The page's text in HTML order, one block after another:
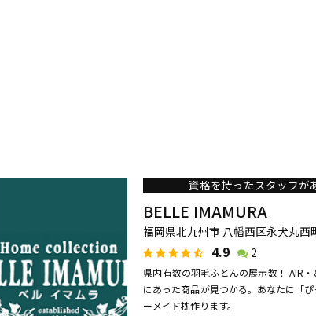
資格を持ったスタッフが
BELLE IMAMURA
福岡県北九州市 八幡西区永犬丸西
4.9 2
県内有数の羽毛ふとんの展示数！ AIR
にあった商品が見つかる。あなたに「
ーメイド枕作ります。